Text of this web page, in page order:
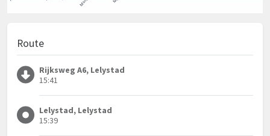
Route
Rijksweg A6, Lelystad
15:41
Lelystad, Lelystad
15:39